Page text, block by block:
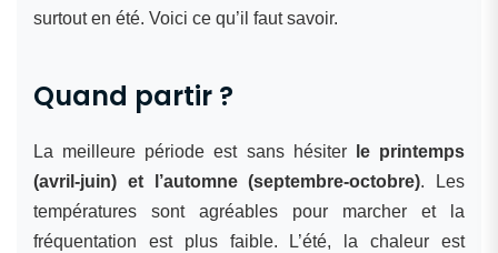
surtout en été. Voici ce qu’il faut savoir.
Quand partir ?
La meilleure période est sans hésiter
le printemps
(avril-juin) et l’automne (septembre-octobre). Les
températures sont agréables pour marcher et la
fréquentation est plus faible. L’été, la chaleur est